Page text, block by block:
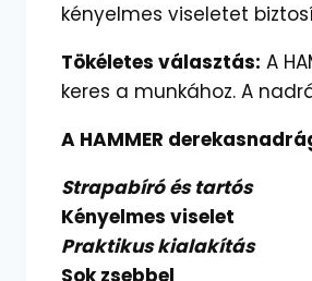
kényelmes viseletet
Tökéletes választás: A
keres a munkához. A
A HAMMER
Strapabíró és tartós
Kényelmes viselet
Praktikus kialakítás